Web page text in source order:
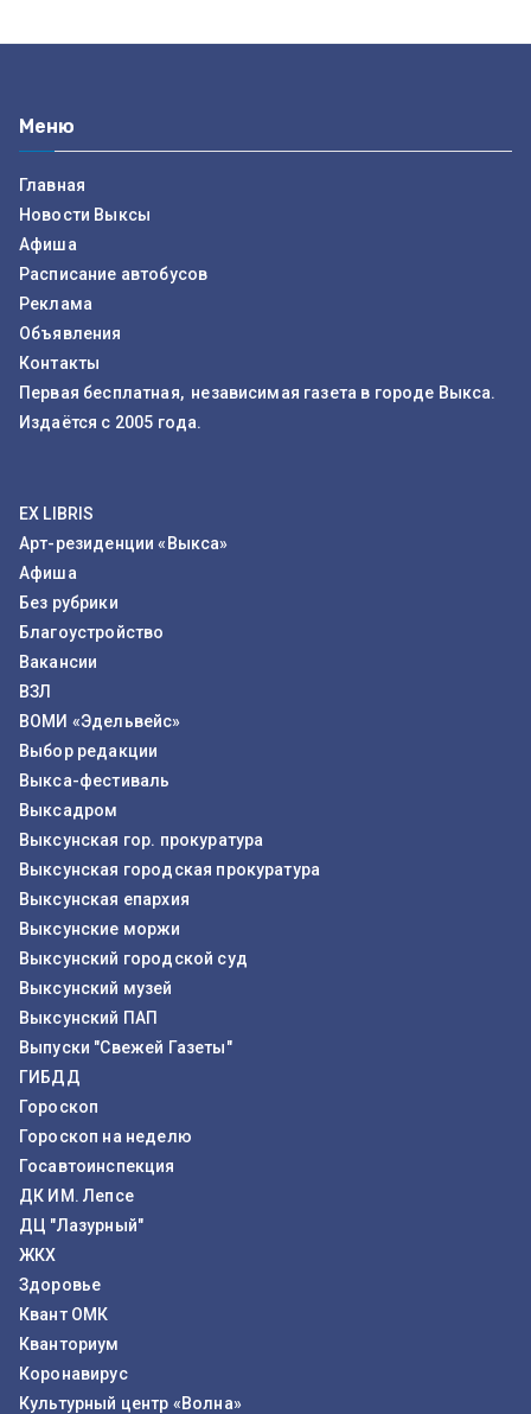
Меню
Главная
Новости Выксы
Афиша
Расписание автобусов
Реклама
Объявления
Контакты
Первая бесплатная, независимая газета в городе Выкса.
Издаётся с 2005 года.
EX LIBRIS
Арт-резиденции «Выкса»
Афиша
Без рубрики
Благоустройство
Вакансии
ВЗЛ
ВОМИ «Эдельвейс»
Выбор редакции
Выкса-фестиваль
Выксадром
Выксунская гор. прокуратура
Выксунская городская прокуратура
Выксунская епархия
Выксунские моржи
Выксунский городской суд
Выксунский музей
Выксунский ПАП
Выпуски "Свежей Газеты"
ГИБДД
Гороскоп
Гороскоп на неделю
Госавтоинспекция
ДК ИМ. Лепсе
ДЦ "Лазурный"
ЖКХ
Здоровье
Квант ОМК
Кванториум
Коронавирус
Культурный центр «Волна»